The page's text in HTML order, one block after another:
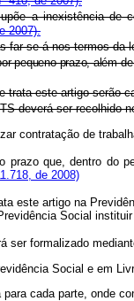
a inexistência de
2007).
far-se-á nos
pequeno prazo,
trata este artigo
deverá ser recolhido
contratação de
que, dentro do
de 2008)
este artigo na
à Previdência
formalizado
Social e em
para cada parte,